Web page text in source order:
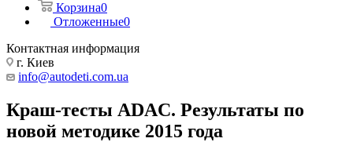
Корзина0
Отложенные0
Контактная информация
г. Киев
info@autodeti.com.ua
Краш-тесты ADAC. Результаты по
новой методике 2015 года